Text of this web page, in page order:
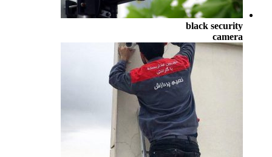
black security
camera